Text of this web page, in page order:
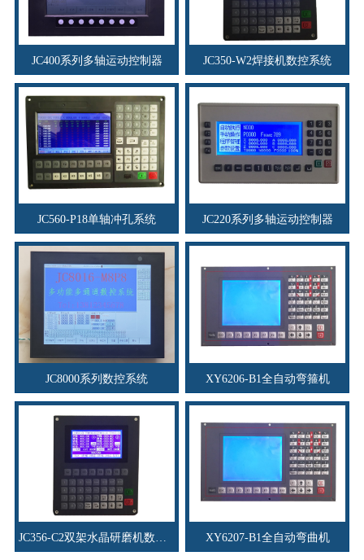
联系电话
s
JC400系列多轴运动控制器 JC350-W2焊接机数控系统
JC560-P18单轴冲孔系统 JC220系列多轴运动控制器
JC8000系列数控系统 XY6206-B1全自动弯箍机
JC356-C2双架水晶研磨机数控系统 XY6207-B1全自动弯曲机